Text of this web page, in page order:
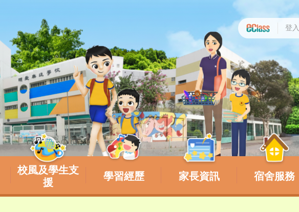
校風及學生支
援
學習經歷 家長資訊 宿舍服務